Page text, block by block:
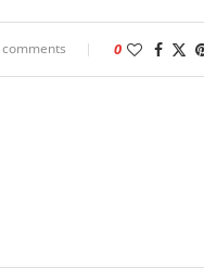
comments 0